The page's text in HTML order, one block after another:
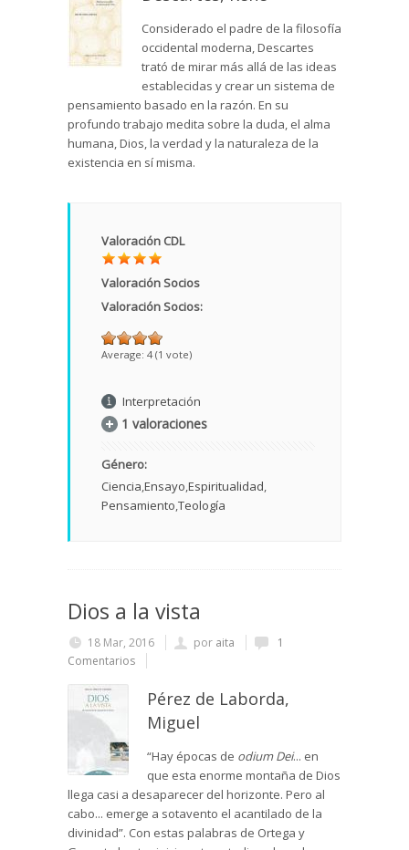
Considerado el padre de la filosofía
occidental moderna, Descartes
trató de mirar más allá de las ideas
establecidas y crear un sistema de
pensamiento basado en la razón. En su
profundo trabajo medita sobre la duda, el alma
humana, Dios, la verdad y la naturaleza de la
existencia en sí misma.
Valoración CDL
Valoración Socios
Valoración Socios:
Average: 4 (1 vote)
Interpretación
1 valoraciones
Género:
Ciencia Ensayo Espiritualidad
Pensamiento Teología
Dios a la vista
18 Mar, 2016 por aita
1
Comentarios
Pérez de Laborda,
Miguel
“Hay épocas de odium Dei... en
que esta enorme montaña de Dios
llega casi a desaparecer del horizonte. Pero al
cabo... emerge a sotavento el acantilado de la
divinidad”. Con estas palabras de Ortega y